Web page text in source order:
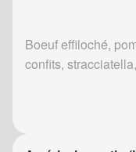
Boeuf effiloché,
confits,